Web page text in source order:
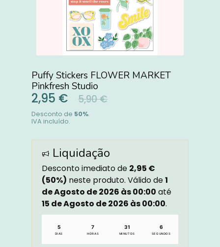
Puffy Stickers FLOWER MARKET
Pinkfresh Studio
2,95 € 5,90 €
Desconto de 50%.
IVA incluído.
Liquidação
Desconto imediato de 2,95 €
(50%) neste produto. Válido de1
de Agosto de 2026 às 00:00 até
15 de Agosto de 2026 às 00:00.
5
DIAS
7
HORAS
31
MINUTOS
5
SEGUNDOS